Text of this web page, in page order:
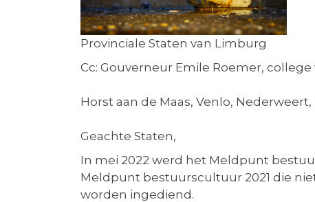
Provinciale Staten van Limburg
Cc: Gouverneur Emile Roemer,
Horst aan de Maas, Venlo, Nederweert,
Geachte Staten,
In mei 2022 werd het Meldpunt
Meldpunt bestuurscultuur 2021 die
worden ingediend.